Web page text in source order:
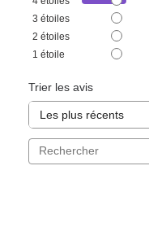
3 étoiles
2 étoiles
1 étoile
Trier les avis